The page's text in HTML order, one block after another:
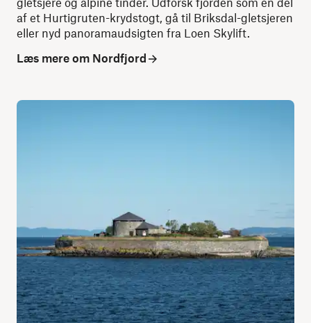
af et Hurtigruten-krydstogt, gå til Briksdal-gletsjeren
eller nyd panoramaudsigten fra Loen Skylift.
Læs mere om Nordfjord